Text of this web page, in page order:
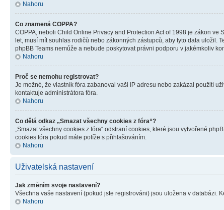
Nahoru
Co znamená COPPA?
COPPA, neboli Child Online Privacy and Protection Act of 1998 je zákon
let, musí mít souhlas rodičů nebo zákonných zástupců, aby tyto data
phpBB Teams nemůže a nebude poskytovat právni podporu v jakémkoliv
Nahoru
Proč se nemohu registrovat?
Je možné, že vlastník fóra zabanoval vaši IP adresu nebo zakázal použití
kontaktuje administrátora fóra.
Nahoru
Co dělá odkaz „Smazat všechny cookies z fóra“?
„Smazat všechny cookies z fóra“ odstraní cookies, které jsou vytvořené
cookies fóra pokud máte potíže s přihlašováním.
Nahoru
Uživatelská nastavení
Jak změním svoje nastavení?
Všechna vaše nastavení (pokud jste registrováni) jsou uložena v databázi.
Nahoru